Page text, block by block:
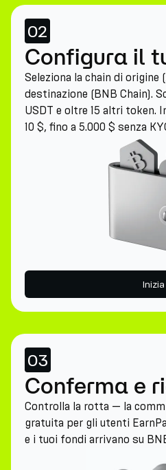
02
Configura il
Seleziona la chain di origine
destinazione (BNB Chain).
USDT e oltre 15 altri token.
10 $, fino a 5.000 $ senza
Inizia
03
Conferma e
Controlla la rotta — la
gratuita per gli utenti
e i tuoi fondi arrivano su